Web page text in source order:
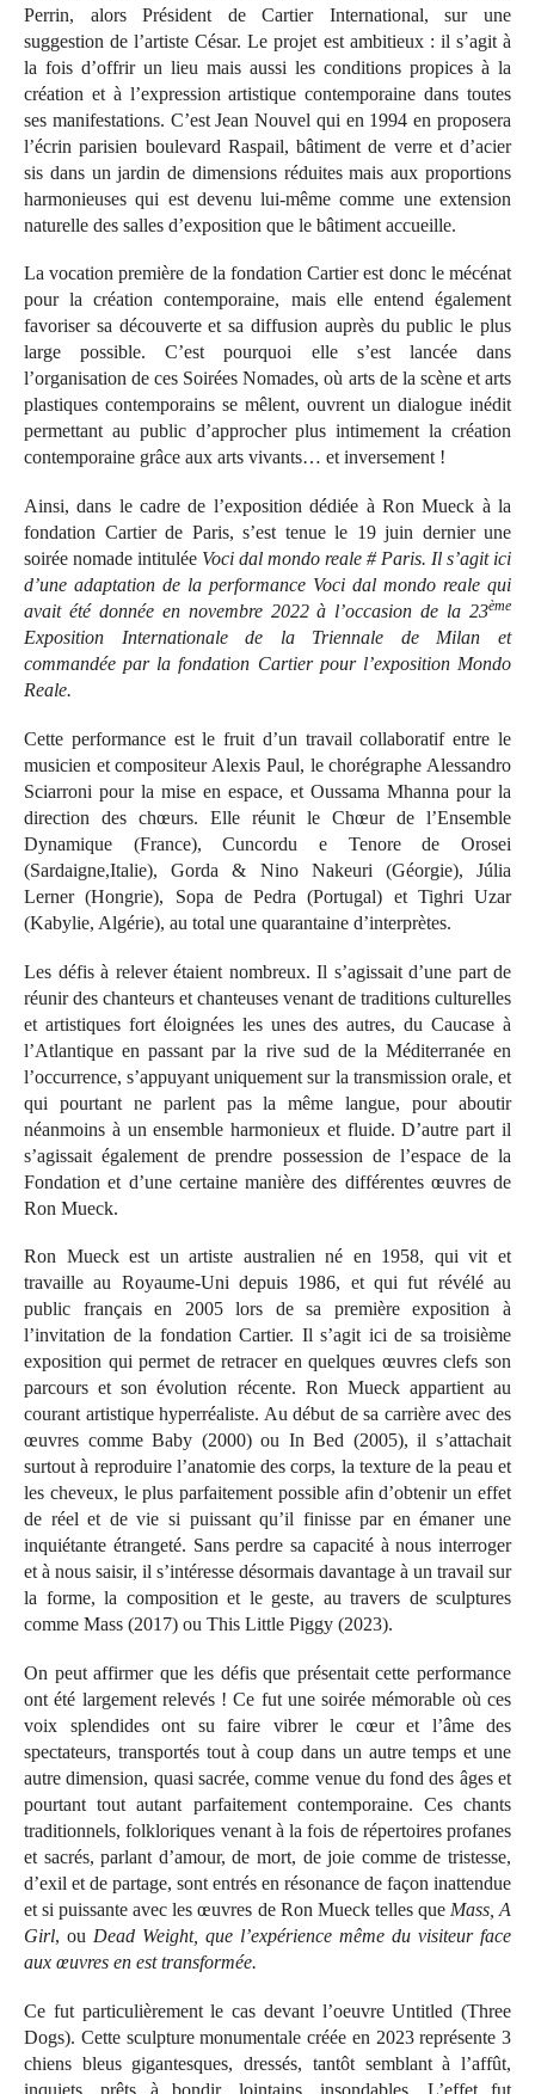
Perrin, alors Président de Cartier International, sur une
suggestion de l’artiste César. Le projet est ambitieux : il s’agit à
la fois d’offrir un lieu mais aussi les conditions propices à la
création et à l’expression artistique contemporaine dans toutes
ses manifestations. C’est Jean Nouvel qui en 1994 en proposera
l’écrin parisien boulevard Raspail, bâtiment de verre et d’acier
sis dans un jardin de dimensions réduites mais aux proportions
harmonieuses qui est devenu lui-même comme une extension
naturelle des salles d’exposition que le bâtiment accueille.
La vocation première de la fondation Cartier est donc le mécénat
pour la création contemporaine, mais elle entend également
favoriser sa découverte et sa diffusion auprès du public le plus
large possible. C’est pourquoi elle s’est lancée dans
l’organisation de ces Soirées Nomades, où arts de la scène et arts
plastiques contemporains se mêlent, ouvrent un dialogue inédit
permettant au public d’approcher plus intimement la création
contemporaine grâce aux arts vivants… et inversement !
Ainsi, dans le cadre de l’exposition dédiée à Ron Mueck à la
fondation Cartier de Paris, s’est tenue le 19 juin dernier une
soirée nomade intitulée Voci dal mondo reale # Paris. Il s’agit ici
d’une adaptation de la performance Voci dal mondo reale qui
avait été donnée en novembre 2022 à l’occasion de la 23ème
Exposition Internationale de la Triennale de Milan et
commandée par la fondation Cartier pour l’exposition Mondo
Reale.
Cette performance est le fruit d’un travail collaboratif entre le
musicien et compositeur Alexis Paul, le chorégraphe Alessandro
Sciarroni pour la mise en espace, et Oussama Mhanna pour la
direction des chœurs. Elle réunit le Chœur de l’Ensemble
Dynamique (France), Cuncordu e Tenore de Orosei
(Sardaigne,Italie), Gorda & Nino Nakeuri (Géorgie), Júlia
Lerner (Hongrie), Sopa de Pedra (Portugal) et Tighri Uzar
(Kabylie, Algérie), au total une quarantaine d’interprètes.
Les défis à relever étaient nombreux. Il s’agissait d’une part de
réunir des chanteurs et chanteuses venant de traditions culturelles
et artistiques fort éloignées les unes des autres, du Caucase à
l’Atlantique en passant par la rive sud de la Méditerranée en
l’occurrence, s’appuyant uniquement sur la transmission orale, et
qui pourtant ne parlent pas la même langue, pour aboutir
néanmoins à un ensemble harmonieux et fluide. D’autre part il
s’agissait également de prendre possession de l’espace de la
Fondation et d’une certaine manière des différentes œuvres de
Ron Mueck.
Ron Mueck est un artiste australien né en 1958, qui vit et
travaille au Royaume-Uni depuis 1986, et qui fut révélé au
public français en 2005 lors de sa première exposition à
l’invitation de la fondation Cartier. Il s’agit ici de sa troisième
exposition qui permet de retracer en quelques œuvres clefs son
parcours et son évolution récente. Ron Mueck appartient au
courant artistique hyperréaliste. Au début de sa carrière avec des
œuvres comme Baby (2000) ou In Bed (2005), il s’attachait
surtout à reproduire l’anatomie des corps, la texture de la peau et
les cheveux, le plus parfaitement possible afin d’obtenir un effet
de réel et de vie si puissant qu’il finisse par en émaner une
inquiétante étrangeté. Sans perdre sa capacité à nous interroger
et à nous saisir, il s’intéresse désormais davantage à un travail sur
la forme, la composition et le geste, au travers de sculptures
comme Mass (2017) ou This Little Piggy (2023).
On peut affirmer que les défis que présentait cette performance
ont été largement relevés ! Ce fut une soirée mémorable où ces
voix splendides ont su faire vibrer le cœur et l’âme des
spectateurs, transportés tout à coup dans un autre temps et une
autre dimension, quasi sacrée, comme venue du fond des âges et
pourtant tout autant parfaitement contemporaine. Ces chants
traditionnels, folkloriques venant à la fois de répertoires profanes
et sacrés, parlant d’amour, de mort, de joie comme de tristesse,
d’exil et de partage, sont entrés en résonance de façon inattendue
et si puissante avec les œuvres de Ron Mueck telles que Mass, A
Girl, ou Dead Weight, que l’expérience même du visiteur face
aux œuvres en est transformée.
Ce fut particulièrement le cas devant l’oeuvre Untitled (Three
Dogs). Cette sculpture monumentale créée en 2023 représente 3
chiens bleus gigantesques, dressés, tantôt semblant à l’affût,
inquiets, prêts à bondir, lointains, insondables. L’effet fut